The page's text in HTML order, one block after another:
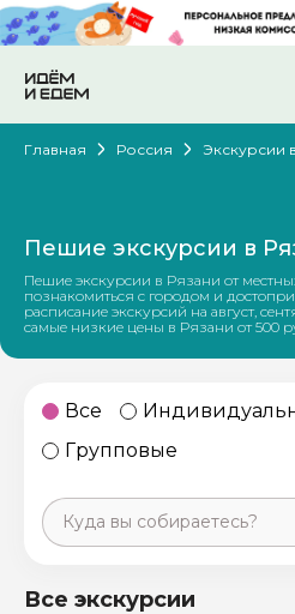
Главная Россия Экскурсии
Пешие экскурсии в
Пешие экскурсии в Рязани от
познакомиться с городом и
расписание экскурсий на август,
самые низкие цены в Рязани от 500
Все
Групповые
Все экскурсии